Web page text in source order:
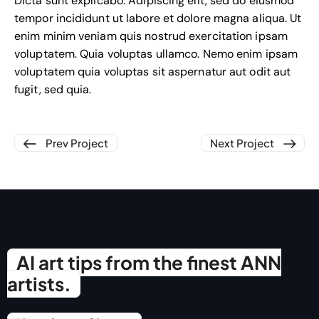
tempor incididunt ut labore et dolore magna aliqua. Ut
enim minim veniam quis nostrud exercitation ipsam
voluptatem. Quia voluptas ullamco. Nemo enim ipsam
voluptatem quia voluptas sit aspernatur aut odit aut
fugit, sed quia.
Prev Project Next Project
AI art tips from the finest ANN
artists.